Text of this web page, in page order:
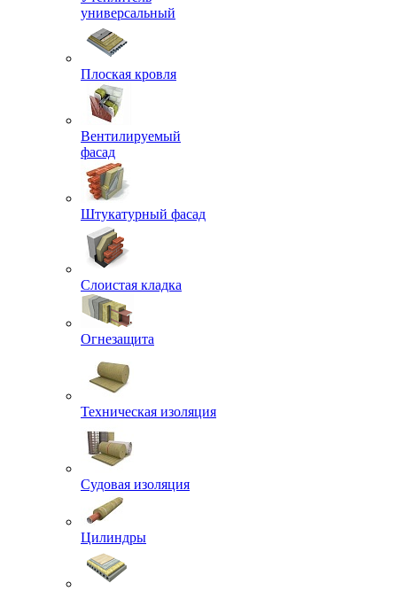
универсальный
Плоская кровля
Вентилируемый
фасад
Штукатурный фасад
Слоистая кладка
Огнезащита
Техническая изоляция
Судовая изоляция
Цилиндры